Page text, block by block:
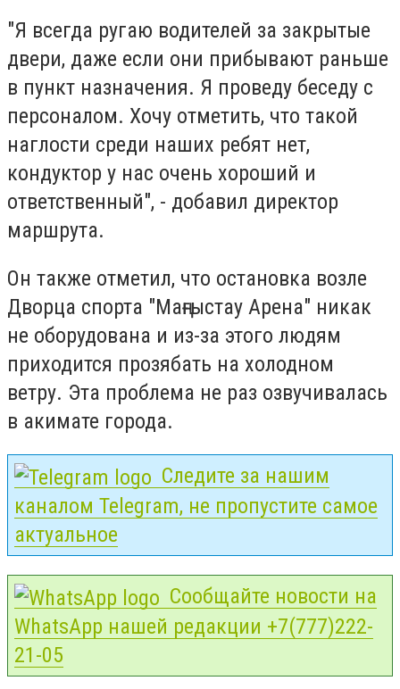
"Я всегда ругаю водителей за закрытые
двери, даже если они прибывают раньше
в пункт назначения. Я проведу беседу с
персоналом. Хочу отметить, что такой
наглости среди наших ребят нет,
кондуктор у нас очень хороший и
ответственный", - добавил директор
маршрута.
Он также отметил, что остановка возле
Дворца спорта "Маңғыстау Арена" никак
не оборудована и из-за этого людям
приходится прозябать на холодном
ветру. Эта проблема не раз озвучивалась
в акимате города.
Следите за нашим
каналом Telegram, не пропустите самое
актуальное
Сообщайте новости на
WhatsApp нашей редакции +7(777)222-
21-05